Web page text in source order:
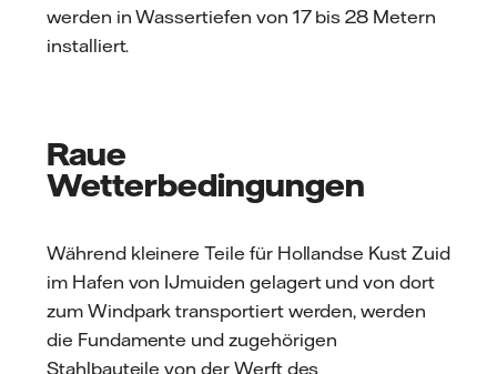
werden in Wassertiefen von 17 bis 28 Metern
installiert.
Raue
Wetterbedingungen
Während kleinere Teile für Hollandse Kust Zuid
im Hafen von IJmuiden gelagert und von dort
zum Windpark transportiert werden, werden
die Fundamente und zugehörigen
Stahlbauteile von der Werft des